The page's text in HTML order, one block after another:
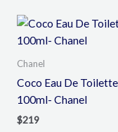
Chanel
Coco Eau De Toilette
100ml- Chanel
$219